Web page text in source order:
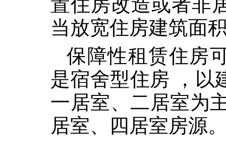
当放宽住房建筑面
保障性租赁住房
是宿舍型住房 ，以
一居室、二居室为
居室、四居室房源